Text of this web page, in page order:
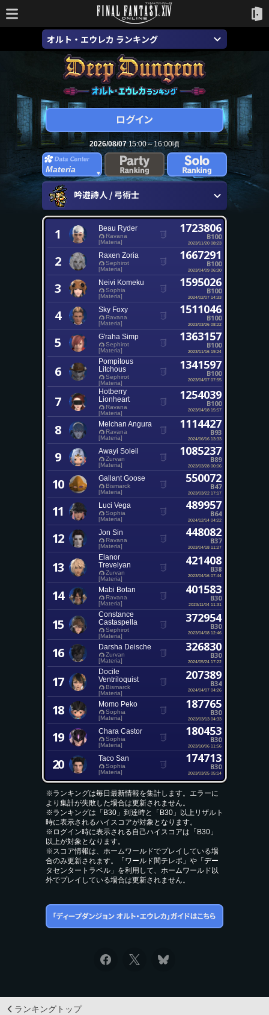
オルト・エウレカ ランキング
2026/08/0715:00～16:00頃
Materia
吟遊詩人 / 弓術士
1 Beau Ryder
Ravana
[Materia]
1723806
B100
2023/11/20 08:23
2 Raxen Zoria
Sephirot
[Materia]
1667291
B100
2023/04/09 06:30
3 Neivi Komeku
Sophia
[Materia]
1595026
B100
2024/02/07 14:33
4 Sky Foxy
Ravana
[Materia]
1511046
B100
2023/03/26 08:22
5 G'raha Simp
Sephirot
[Materia]
1363157
B100
2023/11/16 19:24
6
Pompitous
Litchous
Sephirot
[Materia]
1341597
B100
2023/04/07 07:55
7
Hotberry
Lionheart
Ravana
[Materia]
1254039
B100
2023/04/18 15:57
8 Melchan Angura
Ravana
[Materia]
1114427
B93
2024/06/16 13:33
9 Awayi Soleil
Zurvan
[Materia]
1085237
B89
2023/03/28 00:06
10 Gallant Goose
Bismarck
[Materia]
550072
B47
2023/03/22 17:17
11 Luci Vega
Sophia
[Materia]
489957
B64
2024/12/14 04:22
12 Jon Sin
Ravana
[Materia]
448082
B37
2023/04/18 11:27
13
Elanor
Trevelyan
Zurvan
[Materia]
421408
B38
2023/04/16 07:44
14 Mabi Botan
Ravana
[Materia]
401583
B30
2023/11/04 11:31
15
Constance
Castaspella
Sephirot
[Materia]
372954
B30
2023/04/08 12:46
16 Darsha Deische
Zurvan
[Materia]
326830
B30
2024/05/24 17:22
17
Docile
Ventriloquist
Bismarck
[Materia]
207389
B34
2024/04/07 04:26
18 Momo Peko
Sophia
[Materia]
187765
B30
2023/03/13 04:33
19 Chara Castor
Sophia
[Materia]
180453
B30
2023/10/06 11:56
20 Taco San
Sophia
[Materia]
174713
B30
2023/03/25 05:14
※ランキングは毎日最新情報を集計します。エラーに
より集計が失敗した場合は更新されません。
※ランキングは「B30」到達時と「B30」以上リザルト
時に表示されるハイスコアが対象となります。
※ログイン時に表示される自己ハイスコアは「B30」
以上が対象となります。
※スコア情報は、ホームワールドでプレイしている場
合のみ更新されます。「ワールド間テレポ」や「デー
タセンタートラベル」を利用して、ホームワールド以
外でプレイしている場合は更新されません。
ランキングトップ